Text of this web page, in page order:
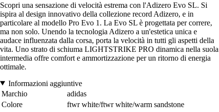
Scopri una sensazione di velocità estrema con l'Adizero Evo SL. Si
ispira al design innovativo della collezione record Adizero, e in
particolare al modello Pro Evo 1. La Evo SL è progettata per correre,
ma non solo. Unendo la tecnologia Adizero a un'estetica unica e
audace influenzata dalla corsa, porta la velocità in tutti gli aspetti della
vita. Uno strato di schiuma LIGHTSTRIKE PRO dinamica nella suola
intermedia offre comfort e ammortizzazione per un ritorno di energia
ottimale.
Informazioni aggiuntive
Marchio
adidas
Colore
ftwr white/ftwr white/warm sandstone